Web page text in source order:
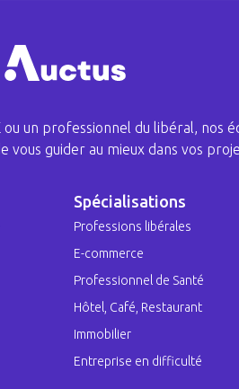
un professionnel du libéral, nos
guider au mieux dans vos
Spécialisations
Professions libérales
E-commerce
Professionnel de Santé
Hôtel, Café, Restaurant
Immobilier
Entreprise en difficulté